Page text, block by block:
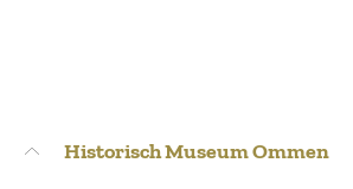
Historisch Museum Ommen